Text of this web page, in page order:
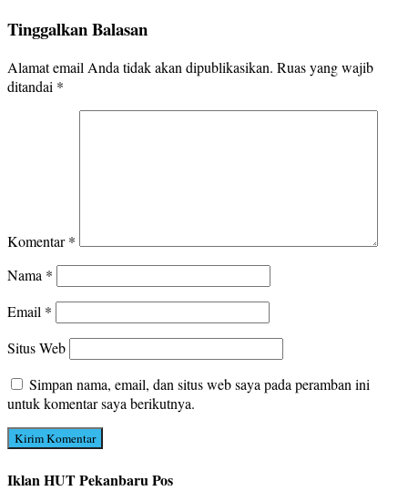
Tinggalkan Balasan
Alamat email Anda tidak akan dipublikasikan. Ruas yang wajib
ditandai *
Komentar*
Nama *
Email *
Situs Web
Simpan nama, email, dan situs web saya pada peramban ini
untuk komentar saya berikutnya.
Iklan HUT Pekanbaru Pos